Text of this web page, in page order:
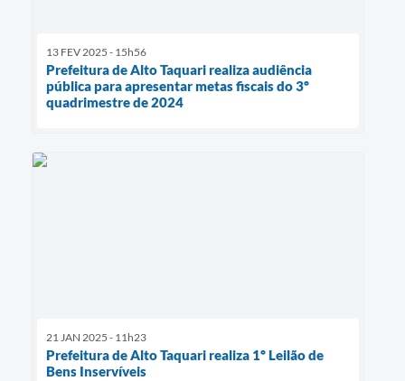
13 FEV 2025 - 15h56
Prefeitura de Alto Taquari realiza audiência
pública para apresentar metas fiscais do 3º
quadrimestre de 2024
21 JAN 2025 - 11h23
Prefeitura de Alto Taquari realiza 1º Leilão de
Bens Inservíveis